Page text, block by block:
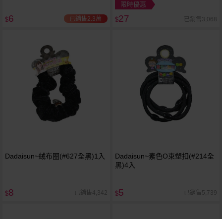
$6 已銷售2.3萬
限時優惠
$27 已銷售3,068
Dadaisun~絨布圈(#627全黑)1入
$8 已銷售4,342
Dadaisun~素色O束塑扣(#214全
黑)4入
$5 已銷售5,739